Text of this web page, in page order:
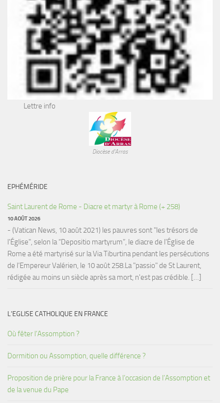
Lettre info
Diocèse d'Arras
EPHÉMÉRIDE
Saint Laurent de Rome - Diacre et martyr à Rome (+ 258)
10 AOÛT 2026
- (Vatican News, 10 août 2021) les pauvres sont "les trésors de
l'Église", selon la “Depositio martyrum”, le diacre de l'Église de
Rome a été martyrisé sur la Via Tiburtina pendant les persécutions
de l’Empereur Valérien, le 10 août 258.La "passio" de St Laurent,
rédigée au moins un siècle après sa mort, n'est pas crédible. […]
L’EGLISE CATHOLIQUE EN FRANCE
Où fêter l’Assomption ?
Dormition ou Assomption, quelle différence ?
Proposition de prière pour la France à l’occasion de l’Assomption et
de la venue du Pape